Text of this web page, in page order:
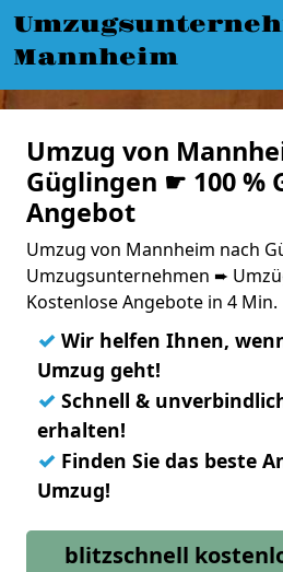
Mannheim
Umzug von
Güglingen ☛ 100 %
Angebot
Umzug von Mannheim nach
Umzugsunternehmen ➨
Kostenlose Angebote in 4 Min.
✓ Wir helfen Ihnen,
Umzug geht!
✓ Schnell &
erhalten!
✓ Finden Sie das beste
Umzug!
blitzschnell